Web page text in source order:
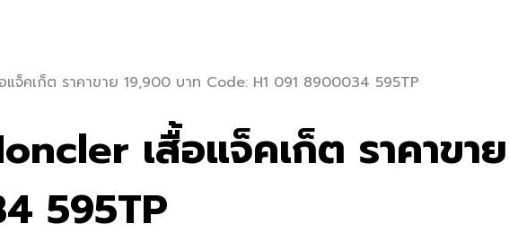
จ็คเก็ต ราคาขาย 19,900 บาท Code: H1 091 8900034 595TP
เสื้อแจ็คเก็ต ราคาขา
595TP